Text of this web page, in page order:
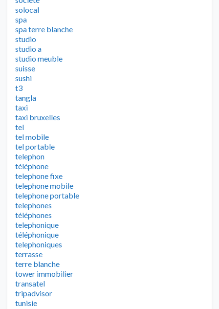
solocal
spa
spa terre blanche
studio
studio a
studio meuble
suisse
sushi
t3
tangla
taxi
taxi bruxelles
tel
tel mobile
tel portable
telephon
téléphone
telephone fixe
telephone mobile
telephone portable
telephones
téléphones
telephonique
téléphonique
telephoniques
terrasse
terre blanche
tower immobilier
transatel
tripadvisor
tunisie